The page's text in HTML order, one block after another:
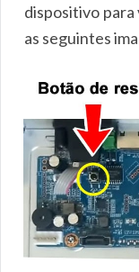
dispositivo para
as seguintes